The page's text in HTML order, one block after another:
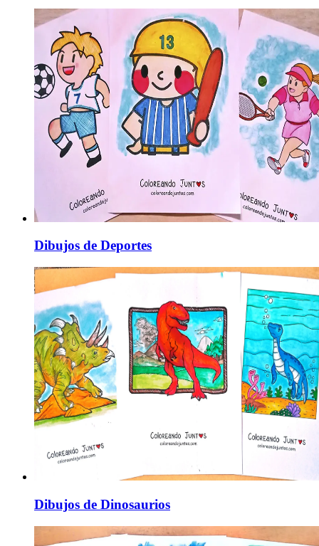
Dibujos de Deportes
Dibujos de Dinosaurios